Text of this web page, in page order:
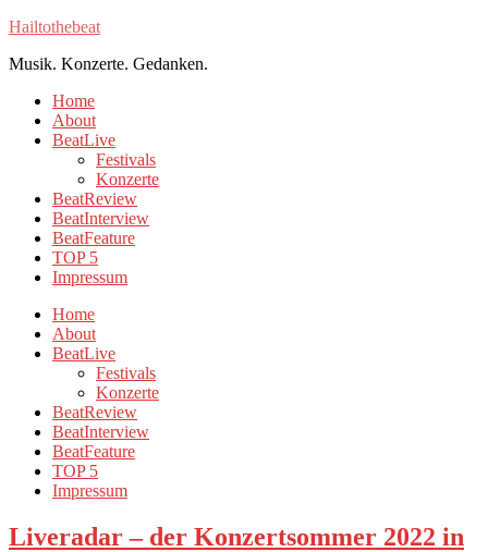
Hailtothebeat
Musik. Konzerte. Gedanken.
Home
About
BeatLive
Festivals
Konzerte
BeatReview
BeatInterview
BeatFeature
TOP 5
Impressum
Home
About
BeatLive
Festivals
Konzerte
BeatReview
BeatInterview
BeatFeature
TOP 5
Impressum
Liveradar – der Konzertsommer 2022 in